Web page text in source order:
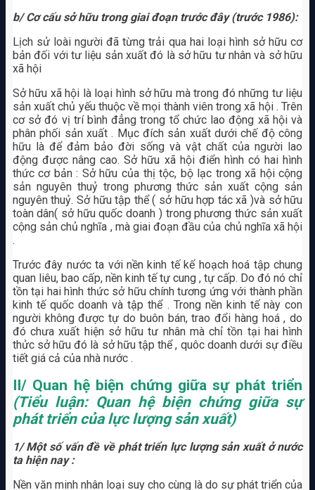
b/ Cơ cấu sở hữu trong giai đoạn trước đây (trước 1986):
Lịch sử loài người đã từng trải qua hai loại hình sở hữu cơ
bản đối với tư liệu sản xuất đó là sở hữu tư nhân và sở hữu
xã hội
Sở hữu xã hội là loại hình sở hữu mà trong đó những tư liệu
sản xuất chủ yếu thuộc về mọi thành viên trong xã hội . Trên
cơ sở đó vị trí bình đẳng trong tổ chức lao động xã hội và
phân phối sản xuất . Mục đích sản xuất dưới chế độ công
hữu là để đảm bảo đời sống và vật chất của người lao
động được nâng cao. Sở hữu xã hội điển hình có hai hình
thức cơ bản : Sở hữu của thị tộc, bộ lạc trong xã hội cộng
sản nguyên thuỷ trong phương thức sản xuất cộng sản
nguyên thuỷ. Sở hữu tập thể ( sở hữu hợp tác xã )và sở hữu
toàn dân( sở hữu quốc doanh ) trong phương thức sản xuất
cộng sản chủ nghĩa , mà giai đoạn đầu của chủ nghĩa xã hội
.
Trước đây nước ta với nền kinh tế kế hoạch hoá tập chung
quan liêu, bao cấp, nền kinh tế tự cung , tự cấp. Do đó nó chỉ
tồn tại hai hình thức sở hữu chính tương ứng với thành phần
kinh tế quốc doanh và tập thể . Trong nền kinh tế này con
người không được tự do buôn bán, trao đổi hàng hoá , do
đó chưa xuất hiện sở hữu tư nhân mà chỉ tồn tại hai hình
thửc sở hữu đó là sở hữu tập thể , quôc doanh dưới sự điều
tiết giá cả của nhà nước .
II/ Quan hệ biện chứng giữa sự phát triển
(Tiểu luận: Quan hệ biện chứng giữa sự
phát triển của lực lượng sản xuất)
1/ Một số vấn đề về phát triển lực lượng sản xuất ở nước
ta hiện nay :
Nền văn minh nhân loại suy cho cùng là do sự phát triển của